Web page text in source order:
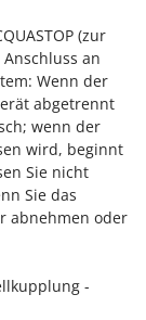
(zur
an
Wenn der
abgetrennt
wenn der
wird, beginnt
Sie nicht
Sie das
abnehmen oder
-